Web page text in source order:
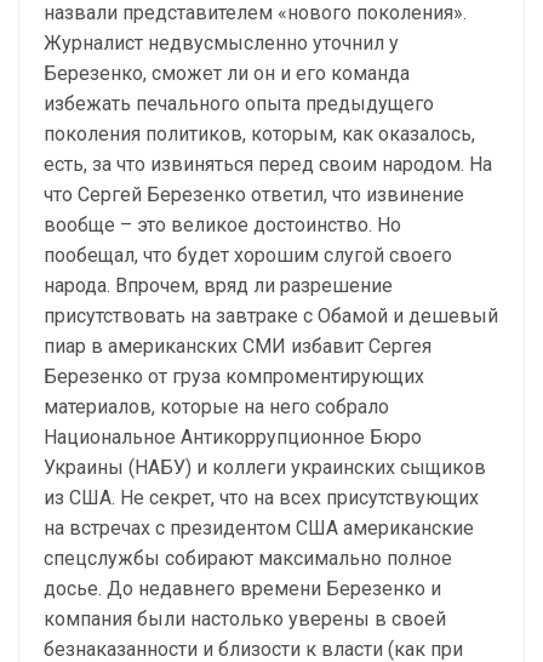
назвали представителем «нового поколения».
Журналист недвусмысленно уточнил у
Березенко, сможет ли он и его команда
избежать печального опыта предыдущего
поколения политиков, которым, как оказалось,
есть, за что извиняться перед своим народом. На
что Сергей Березенко ответил, что извинение
вообще – это великое достоинство. Но
пообещал, что будет хорошим слугой своего
народа. Впрочем, вряд ли разрешение
присутствовать на завтраке с Обамой и дешевый
пиар в американских СМИ избавит Сергея
Березенко от груза компроментирующих
материалов, которые на него собрало
Национальное Антикоррупционное Бюро
Украины (НАБУ) и коллеги украинских сыщиков
из США. Не секрет, что на всех присутствующих
на встречах с президентом США американские
спецслужбы собирают максимально полное
досье. До недавнего времени Березенко и
компания были настолько уверены в своей
безнаказанности и близости к власти (как при